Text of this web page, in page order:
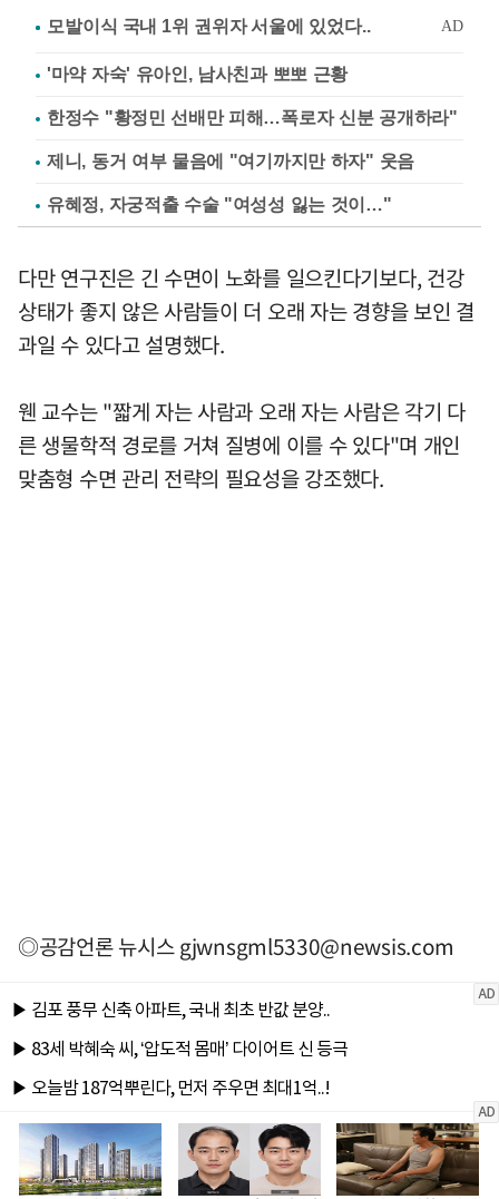
'마약 자숙' 유아인, 남사친과 뽀뽀 근황
한정수 "황정민 선배만 피해…폭로자 신분 공개하라"
제니, 동거 여부 물음에 "여기까지만 하자" 웃음
유혜정, 자궁적출 수술 "여성성 잃는 것이…"
다만 연구진은 긴 수면이 노화를 일으킨다기보다, 건강
상태가 좋지 않은 사람들이 더 오래 자는 경향을 보인 결
과일 수 있다고 설명했다.
웬 교수는 "짧게 자는 사람과 오래 자는 사람은 각기 다
른 생물학적 경로를 거쳐 질병에 이를 수 있다"며 개인
맞춤형 수면 관리 전략의 필요성을 강조했다.
◎공감언론 뉴시스gjwnsgml5330@newsis.com